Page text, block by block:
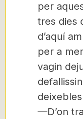
per
tres dies
d’aquí
per a
vagin
—D’on